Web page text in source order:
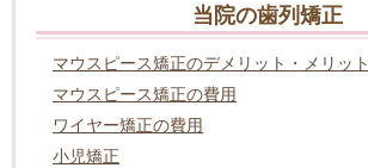
当院の歯列矯正
マウスピース矯正のデメリット・メリット
マウスピース矯正の費用
ワイヤー矯正の費用
小児矯正